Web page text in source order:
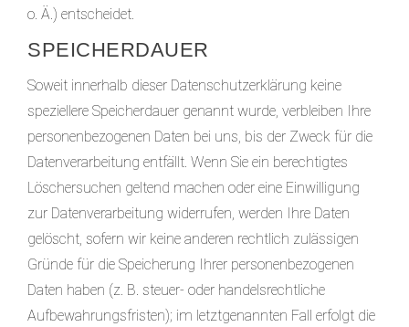
o. Ä.) entscheidet.
SPEICHERDAUER
Soweit innerhalb dieser Datenschutzerklärung keine
speziellere Speicherdauer genannt wurde, verbleiben Ihre
personenbezogenen Daten bei uns, bis der Zweck für die
Datenverarbeitung entfällt. Wenn Sie ein berechtigtes
Löschersuchen geltend machen oder eine Einwilligung
zur Datenverarbeitung widerrufen, werden Ihre Daten
gelöscht, sofern wir keine anderen rechtlich zulässigen
Gründe für die Speicherung Ihrer personenbezogenen
Daten haben (z. B. steuer- oder handelsrechtliche
Aufbewahrungsfristen); im letztgenannten Fall erfolgt die